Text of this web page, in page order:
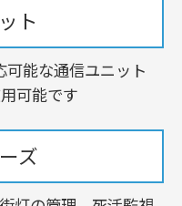
ト
能な通信ユニット
可能です
ズ